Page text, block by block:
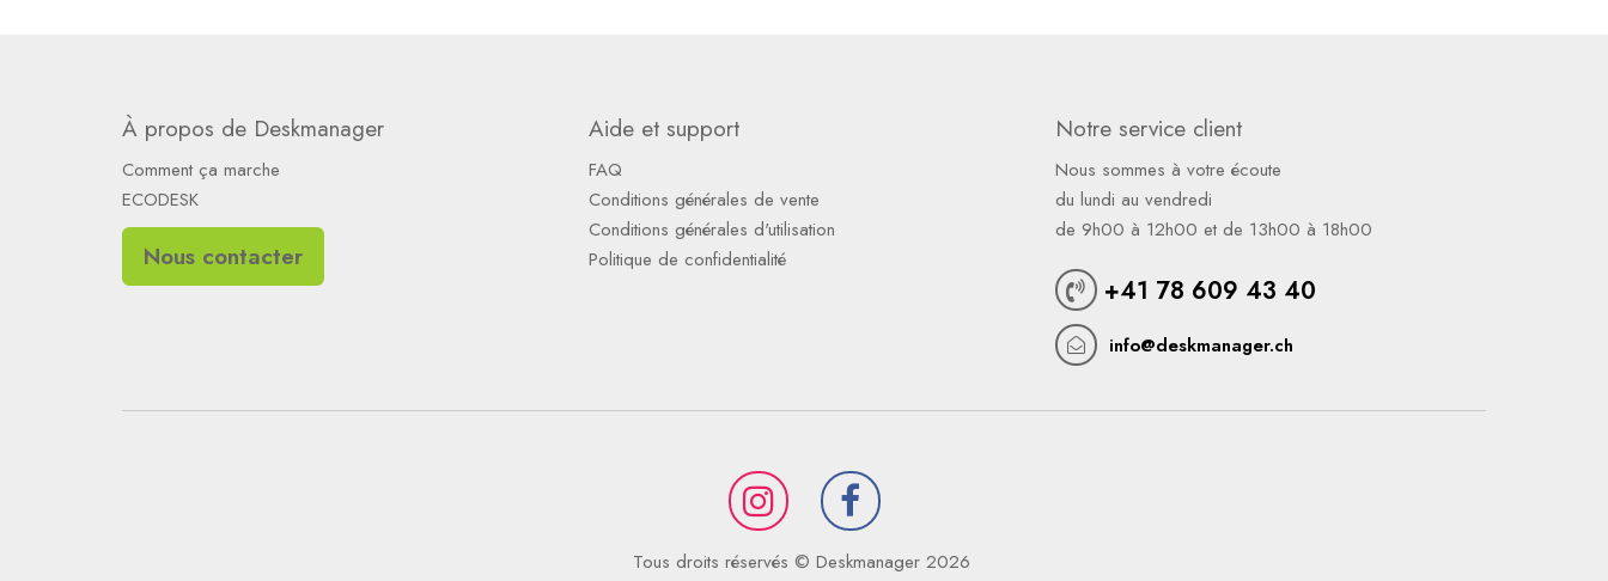
À propos de Deskmanager
Comment ça marche
ECODESK
Nous contacter
Aide et support
FAQ
Conditions générales de vente
Conditions générales d'utilisation
Politique de confidentialité
Notre service client
Nous sommes à votre écoute
du lundi au vendredi
de 9h00 à 12h00 et de 13h00 à 18h00
+41 78 609 43 40
info@deskmanager.ch
Tous droits réservés © Deskmanager 2026